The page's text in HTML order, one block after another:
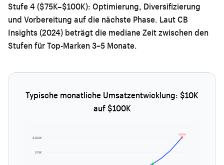
Stufe 4 ($75K–$100K): Optimierung, Diversifizierung
und Vorbereitung auf die nächste Phase. Laut CB
Insights (2024) beträgt die mediane Zeit zwischen den
Stufen für Top-Marken 3–5 Monate.
Typische monatliche Umsatzentwicklung: $10K
auf $100K
$75K
$100K
$100K!